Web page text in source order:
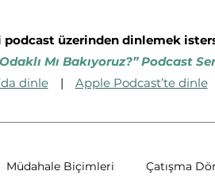
podcast üzerinden dinlemek
Mı Bakıyoruz?” Podcast
dinle| Apple Podcast’te dinle
Müdahale Biçimleri Çatışma